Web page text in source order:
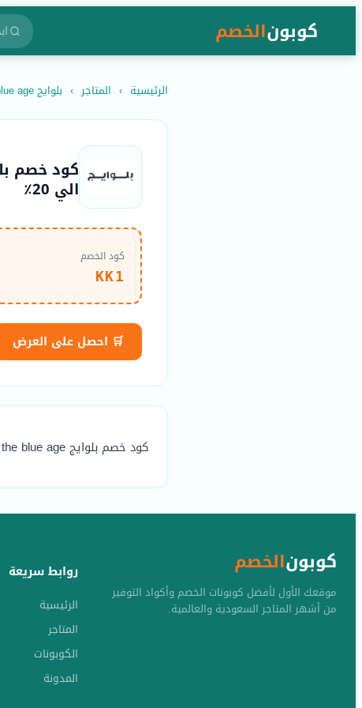
كوبونالخصم
الرئيسية › المتاجر › بلوايج the blue age
الي 20٪
كود الخصم
KK1
🛒 احصل على العرض
كود خصم بلوايج the blue age هو (KK1) يوفر خصم مضمون يصل الي 20٪
كوبونالخصم
موقعك الأول لأفضل كوبونات الخصم وأكواد التوفير
من أشهر المتاجر السعودية والعالمية.
روابط سريعة
الرئيسية
المتاجر
الكوبونات
المدونة